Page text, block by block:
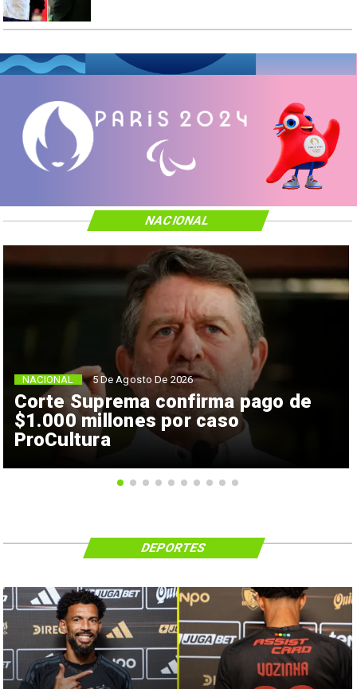
Corte Suprema confirma pago de
$1.000 millones por caso
ProCultura
NACIONAL 5 De Agosto De 2026
NACIONAL
DEPORTES